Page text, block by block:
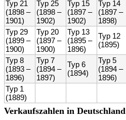
Typ 21
(1898 –
1901)
Typ 25
(1898 –
1902)
Typ 15
(1897 –
1902)
Typ 14
(1897 –
1898)
Typ 29
(1899 –
1900)
Typ 20
(1897 –
1900)
Typ 13
(1895 –
1896)
Typ 12
(1895)
Typ 8
(1893 –
1896)
Typ 7
(1894 –
1897)
Typ 6
(1894)
Typ 5
(1894 –
1896)
Typ 1
(1889)
Verkaufszahlen in Deutschland